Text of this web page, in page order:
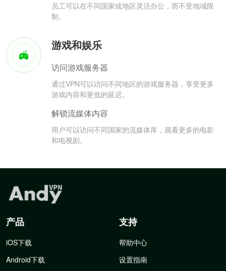
员工可以在不同国家或地区灵活办公，而不受地域限
制。
游戏和娱乐
访问游戏服务器
通过VPN可以访问不同地区的游戏服务器，享受更多
游戏内容和更低的延迟。
解锁流媒体内容
用户可以访问不同国家的流媒体库，观看更多的电影
和电视剧。
产品
iOS下载
Android下载
支持
帮助中心
设置指南